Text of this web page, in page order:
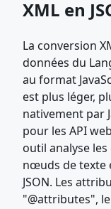
XML en
La conversion
données du
au format
est plus léger,
nativement par
pour les API
outil analyse
nœuds de texte
JSON. Les
"@attributes",